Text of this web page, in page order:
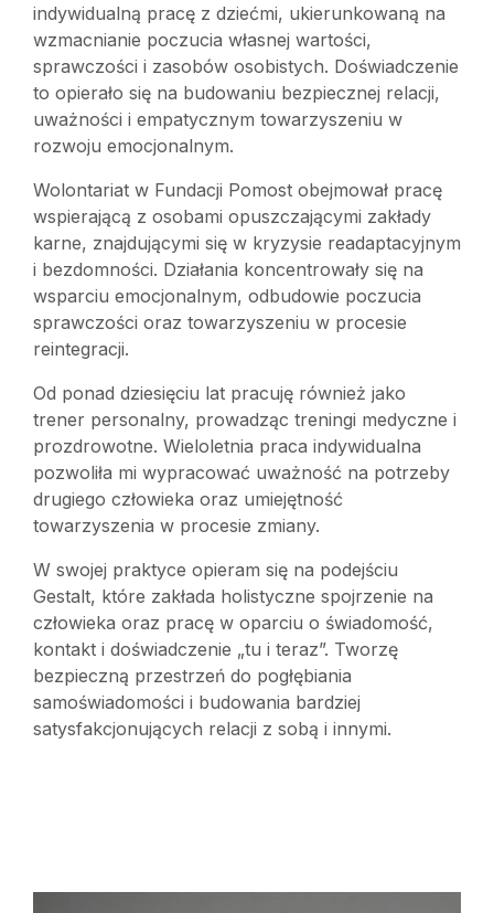
indywidualną pracę z dziećmi, ukierunkowaną na
wzmacnianie poczucia własnej wartości,
sprawczości i zasobów osobistych. Doświadczenie
to opierało się na budowaniu bezpiecznej relacji,
uważności i empatycznym towarzyszeniu w
rozwoju emocjonalnym.
Wolontariat w Fundacji Pomost obejmował pracę
wspierającą z osobami opuszczającymi zakłady
karne, znajdującymi się w kryzysie readaptacyjnym
i bezdomności. Działania koncentrowały się na
wsparciu emocjonalnym, odbudowie poczucia
sprawczości oraz towarzyszeniu w procesie
reintegracji.
Od ponad dziesięciu lat pracuję również jako
trener personalny, prowadząc treningi medyczne i
prozdrowotne. Wieloletnia praca indywidualna
pozwoliła mi wypracować uważność na potrzeby
drugiego człowieka oraz umiejętność
towarzyszenia w procesie zmiany.
W swojej praktyce opieram się na podejściu
Gestalt, które zakłada holistyczne spojrzenie na
człowieka oraz pracę w oparciu o świadomość,
kontakt i doświadczenie „tu i teraz”. Tworzę
bezpieczną przestrzeń do pogłębiania
samoświadomości i budowania bardziej
satysfakcjonujących relacji z sobą i innymi.